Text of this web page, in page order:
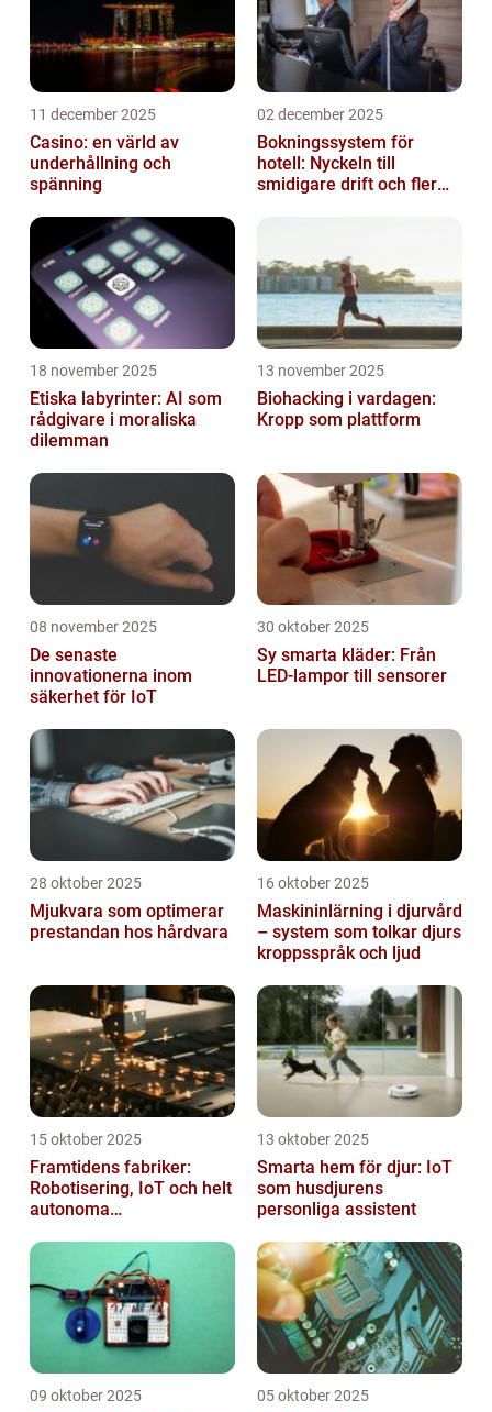
11 december 2025
Casino: en värld av
underhållning och
spänning
02 december 2025
Bokningssystem för
hotell: Nyckeln till
smidigare drift och fler
18 november 2025
Etiska labyrinter: AI som
rådgivare i moraliska
dilemman
13 november 2025
Biohacking i vardagen:
Kropp som plattform
08 november 2025
De senaste
innovationerna inom
säkerhet för IoT
30 oktober 2025
Sy smarta kläder: Från
LED-lampor till sensorer
28 oktober 2025
Mjukvara som optimerar
prestandan hos hårdvara
16 oktober 2025
Maskininlärning i djurvård
– system som tolkar djurs
kroppsspråk och ljud
15 oktober 2025
Framtidens fabriker:
Robotisering, IoT och helt
autonoma
13 oktober 2025
Smarta hem för djur: IoT
som husdjurens
personliga assistent
09 oktober 2025 05 oktober 2025